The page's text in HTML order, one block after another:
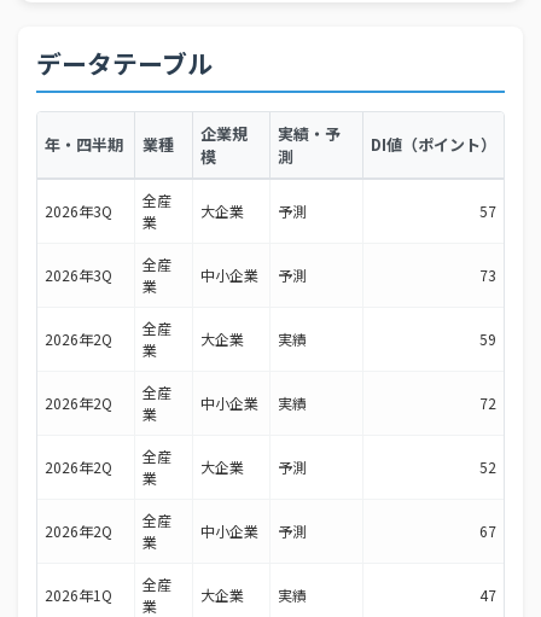
データテーブル
年・四半期 業種
企業規
模
実績・予
測
DI値（ポイント）
2026年3Q
全産
業
大企業 予測 57
2026年3Q
全産
業
中小企業 予測 73
2026年2Q
全産
業
大企業 実績 59
2026年2Q
全産
業
中小企業 実績 72
2026年2Q
全産
業
大企業 予測 52
2026年2Q
全産
業
中小企業 予測 67
2026年1Q
全産
業
大企業 実績 47